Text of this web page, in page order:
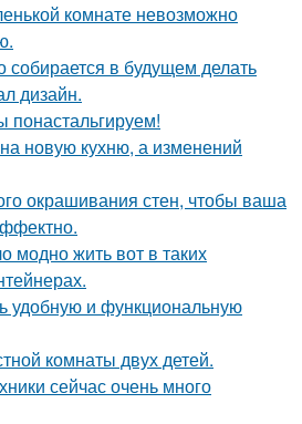
комнате невозможно
собирается в будущем делать
дизайн.
новую кухню, а изменений
окрашивания стен, чтобы ваша
модно жить вот в таких
удобную и функциональную
комнаты двух детей.
сейчас очень много